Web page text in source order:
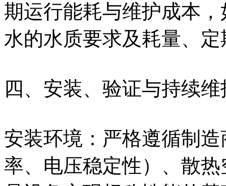
期运行能耗与维护成本
水的水质要求及耗量、
四、安装、验证与持续维
安装环境：严格遵循制
率、电压稳定性）、散